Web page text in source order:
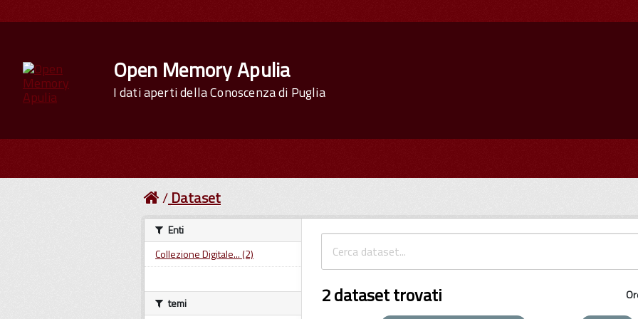
Open Memory Apulia
I dati aperti della Conoscenza di Puglia
Dataset
2 dataset trovati
Enti
Collezione Digitale... (2)
temi